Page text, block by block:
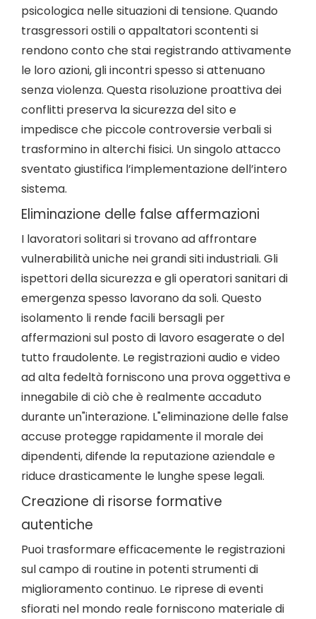
psicologica nelle situazioni di tensione. Quando
trasgressori ostili o appaltatori scontenti si
rendono conto che stai registrando attivamente
le loro azioni, gli incontri spesso si attenuano
senza violenza. Questa risoluzione proattiva dei
conflitti preserva la sicurezza del sito e
impedisce che piccole controversie verbali si
trasformino in alterchi fisici. Un singolo attacco
sventato giustifica l’implementazione dell’intero
sistema.
Eliminazione delle false affermazioni
I lavoratori solitari si trovano ad affrontare
vulnerabilità uniche nei grandi siti industriali. Gli
ispettori della sicurezza e gli operatori sanitari di
emergenza spesso lavorano da soli. Questo
isolamento li rende facili bersagli per
affermazioni sul posto di lavoro esagerate o del
tutto fraudolente. Le registrazioni audio e video
ad alta fedeltà forniscono una prova oggettiva e
innegabile di ciò che è realmente accaduto
durante un"interazione. L"eliminazione delle false
accuse protegge rapidamente il morale dei
dipendenti, difende la reputazione aziendale e
riduce drasticamente le lunghe spese legali.
Creazione di risorse formative
autentiche
Puoi trasformare efficacemente le registrazioni
sul campo di routine in potenti strumenti di
miglioramento continuo. Le riprese di eventi
sfiorati nel mondo reale forniscono materiale di